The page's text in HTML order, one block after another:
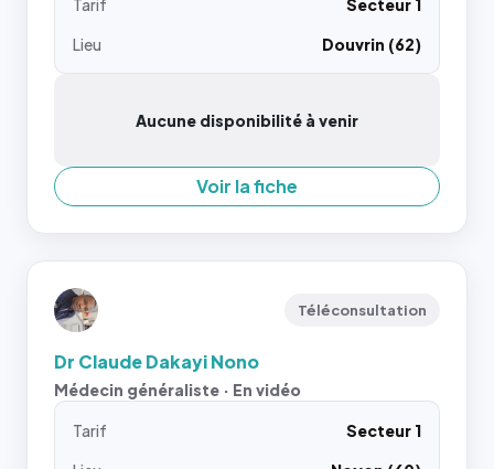
Tarif
Secteur 1
Lieu
Douvrin (62)
Aucune disponibilité à venir
Voir la fiche
Téléconsultation
Dr Claude Dakayi Nono
Médecin généraliste · En vidéo
Tarif
Secteur 1